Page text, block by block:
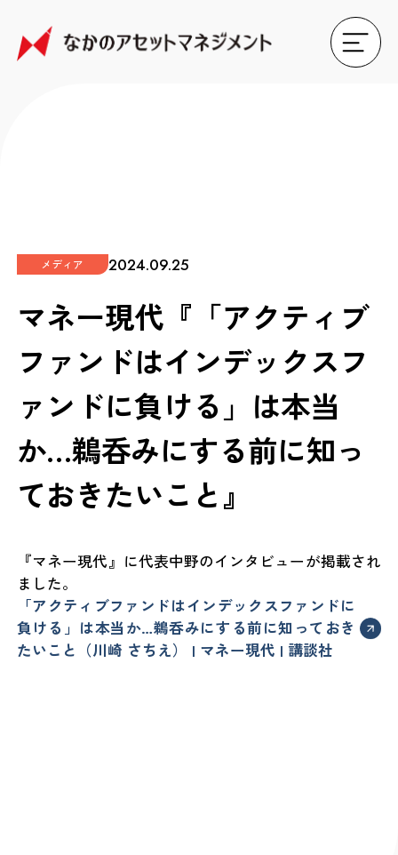
メディア 2024.09.25
マネー現代『「アクティブ
ファンドはインデックスフ
ァンドに負ける」は本当
か…鵜呑みにする前に知っ
ておきたいこと』
『マネー現代』に代表中野のインタビューが掲載され
ました。
「アクティブファンドはインデックスファンドに
負ける」は本当か…鵜呑みにする前に知っておき
たいこと（川崎 さちえ） | マネー現代 | 講談社